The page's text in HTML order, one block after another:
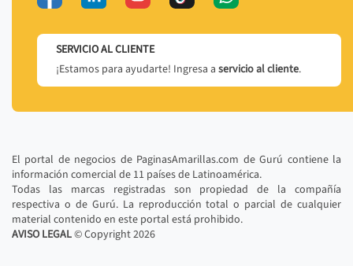
SERVICIO AL CLIENTE
¡Estamos para ayudarte! Ingresa a servicio al cliente.
El portal de negocios de PaginasAmarillas.com de Gurú contiene la
información comercial de 11 países de Latinoamérica.
Todas las marcas registradas son propiedad de la compañía
respectiva o de Gurú. La reproducción total o parcial de cualquier
material contenido en este portal está prohibido.
AVISO LEGAL© Copyright2026